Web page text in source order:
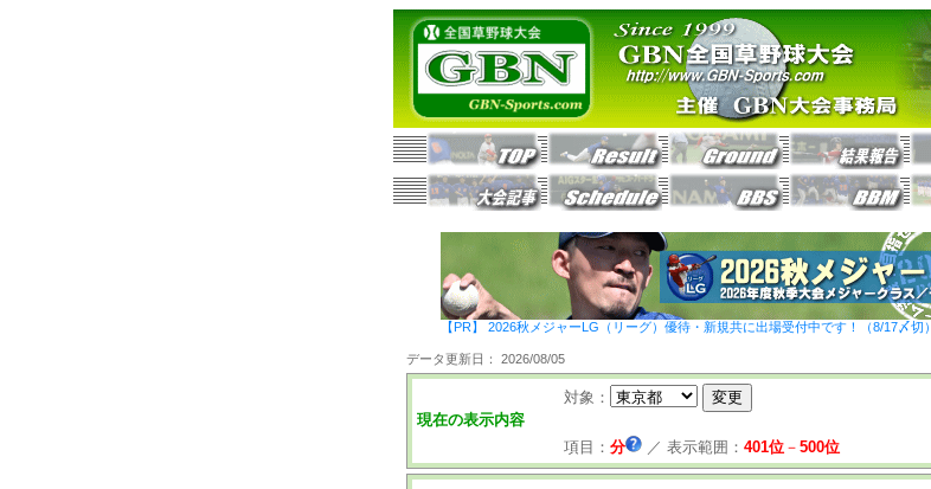
【PR】 2026秋メジャーLG（リーグ）優待・新規共に出場受付中です！（8/17〆切）
データ更新日： 2026/08/05
現在の表示内容
対象：
項目： 分 ／ 表示範囲： 401位－ 500位